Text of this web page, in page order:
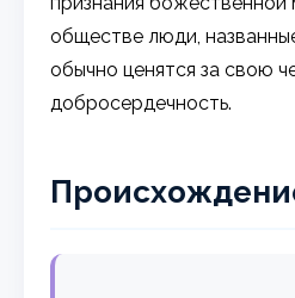
обществе люди,
обычно ценятся за свою
добросердечность.